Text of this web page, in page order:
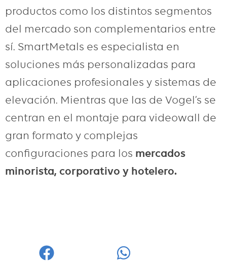
productos como los distintos segmentos
del mercado son complementarios entre
sí. SmartMetals es especialista en
soluciones más personalizadas para
aplicaciones profesionales y sistemas de
elevación. Mientras que las de Vogel’s se
centran en el montaje para videowall de
gran formato y complejas
configuraciones para los mercados
minorista, corporativo y hotelero.